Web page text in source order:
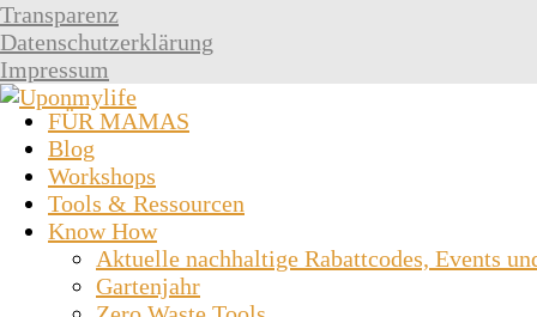
Transparenz
Datenschutzerklärung
Impressum
FÜR MAMAS
Blog
Workshops
Tools & Ressourcen
Know How
Aktuelle nachhaltige Rabattcodes, Events
Gartenjahr